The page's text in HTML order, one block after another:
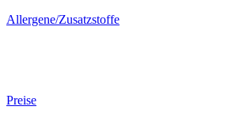
Allergene/Zusatzstoffe
Preise